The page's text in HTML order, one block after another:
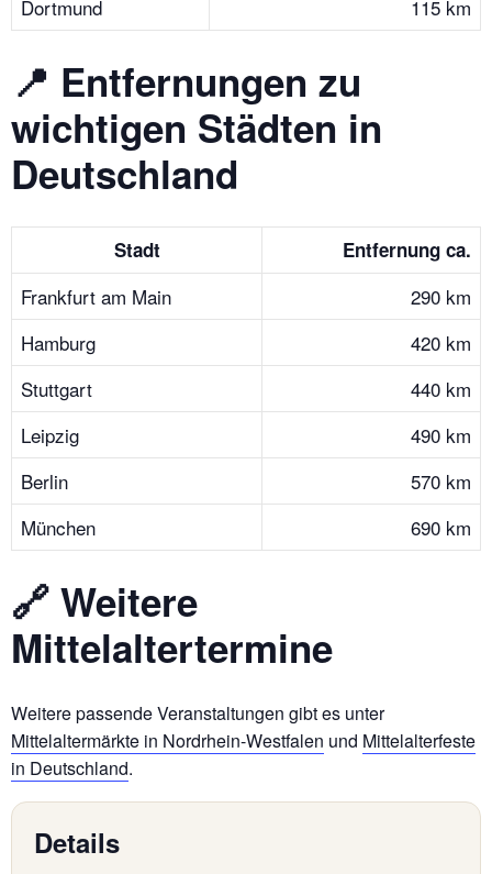
Dortmund
115 km
📍 Entfernungen zu
wichtigen Städten in
Deutschland
Stadt Entfernung ca.
Frankfurt am Main
290 km
Hamburg
420 km
Stuttgart
440 km
Leipzig
490 km
Berlin
570 km
München
690 km
🔗 Weitere
Mittelaltertermine
Weitere passende Veranstaltungen gibt es unter
Mittelaltermärkte in Nordrhein-Westfalen und Mittelalterfeste
in Deutschland.
Details